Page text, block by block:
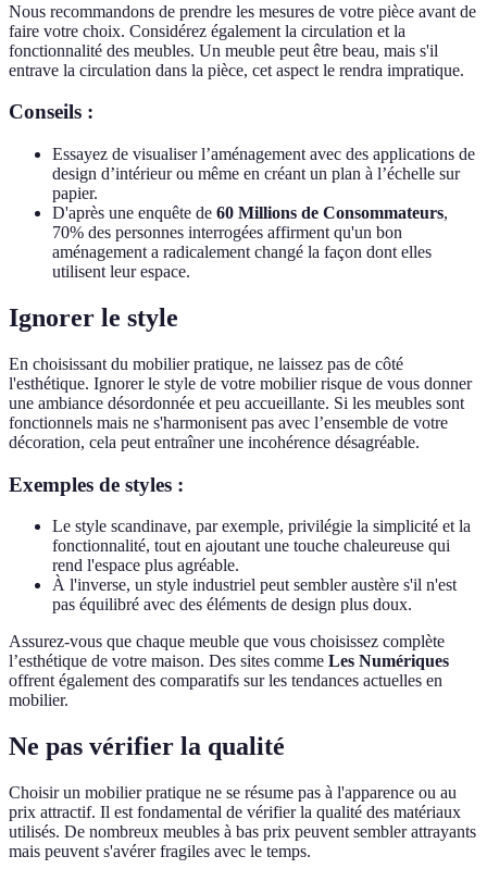
Nous recommandons de prendre les mesures de votre pièce avant de
faire votre choix. Considérez également la circulation et la
fonctionnalité des meubles. Un meuble peut être beau, mais s'il
entrave la circulation dans la pièce, cet aspect le rendra impratique.
Conseils :
Essayez de visualiser l’aménagement avec des applications de
design d’intérieur ou même en créant un plan à l’échelle sur
papier.
D'après une enquête de 60 Millions de Consommateurs,
70% des personnes interrogées affirment qu'un bon
aménagement a radicalement changé la façon dont elles
utilisent leur espace.
Ignorer le style
En choisissant du mobilier pratique, ne laissez pas de côté
l'esthétique. Ignorer le style de votre mobilier risque de vous donner
une ambiance désordonnée et peu accueillante. Si les meubles sont
fonctionnels mais ne s'harmonisent pas avec l’ensemble de votre
décoration, cela peut entraîner une incohérence désagréable.
Exemples de styles :
Le style scandinave, par exemple, privilégie la simplicité et la
fonctionnalité, tout en ajoutant une touche chaleureuse qui
rend l'espace plus agréable.
À l'inverse, un style industriel peut sembler austère s'il n'est
pas équilibré avec des éléments de design plus doux.
Assurez-vous que chaque meuble que vous choisissez complète
l’esthétique de votre maison. Des sites comme Les Numériques
offrent également des comparatifs sur les tendances actuelles en
mobilier.
Ne pas vérifier la qualité
Choisir un mobilier pratique ne se résume pas à l'apparence ou au
prix attractif. Il est fondamental de vérifier la qualité des matériaux
utilisés. De nombreux meubles à bas prix peuvent sembler attrayants
mais peuvent s'avérer fragiles avec le temps.